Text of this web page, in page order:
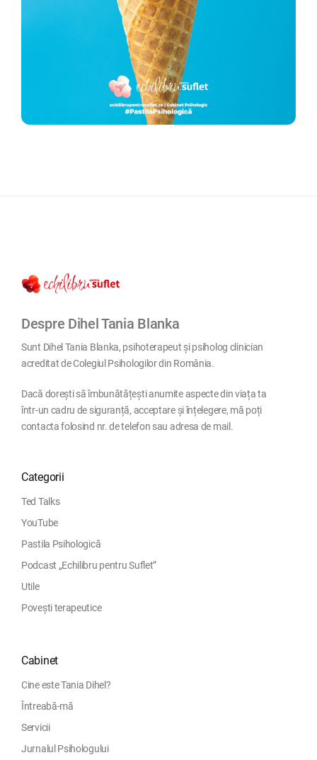
Despre Dihel Tania Blanka
Sunt Dihel Tania Blanka, psihoterapeut și psiholog clinician
acreditat de Colegiul Psihologilor din România.
Dacă dorești să îmbunătățești anumite aspecte din viața ta
într-un cadru de siguranță, acceptare și înțelegere, mă poți
contacta folosind nr. de telefon sau adresa de mail.
Categorii
Ted Talks
YouTube
Pastila Psihologică
Podcast „Echilibru pentru Suflet”
Utile
Povești terapeutice
Cabinet
Cine este Tania Dihel?
Întreabă-mă
Servicii
Jurnalul Psihologului